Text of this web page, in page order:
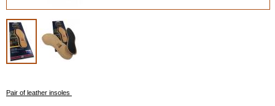
Pair of leather insoles